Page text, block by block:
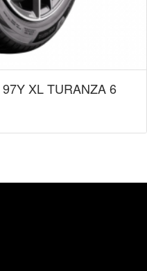
XL TURANZA 6